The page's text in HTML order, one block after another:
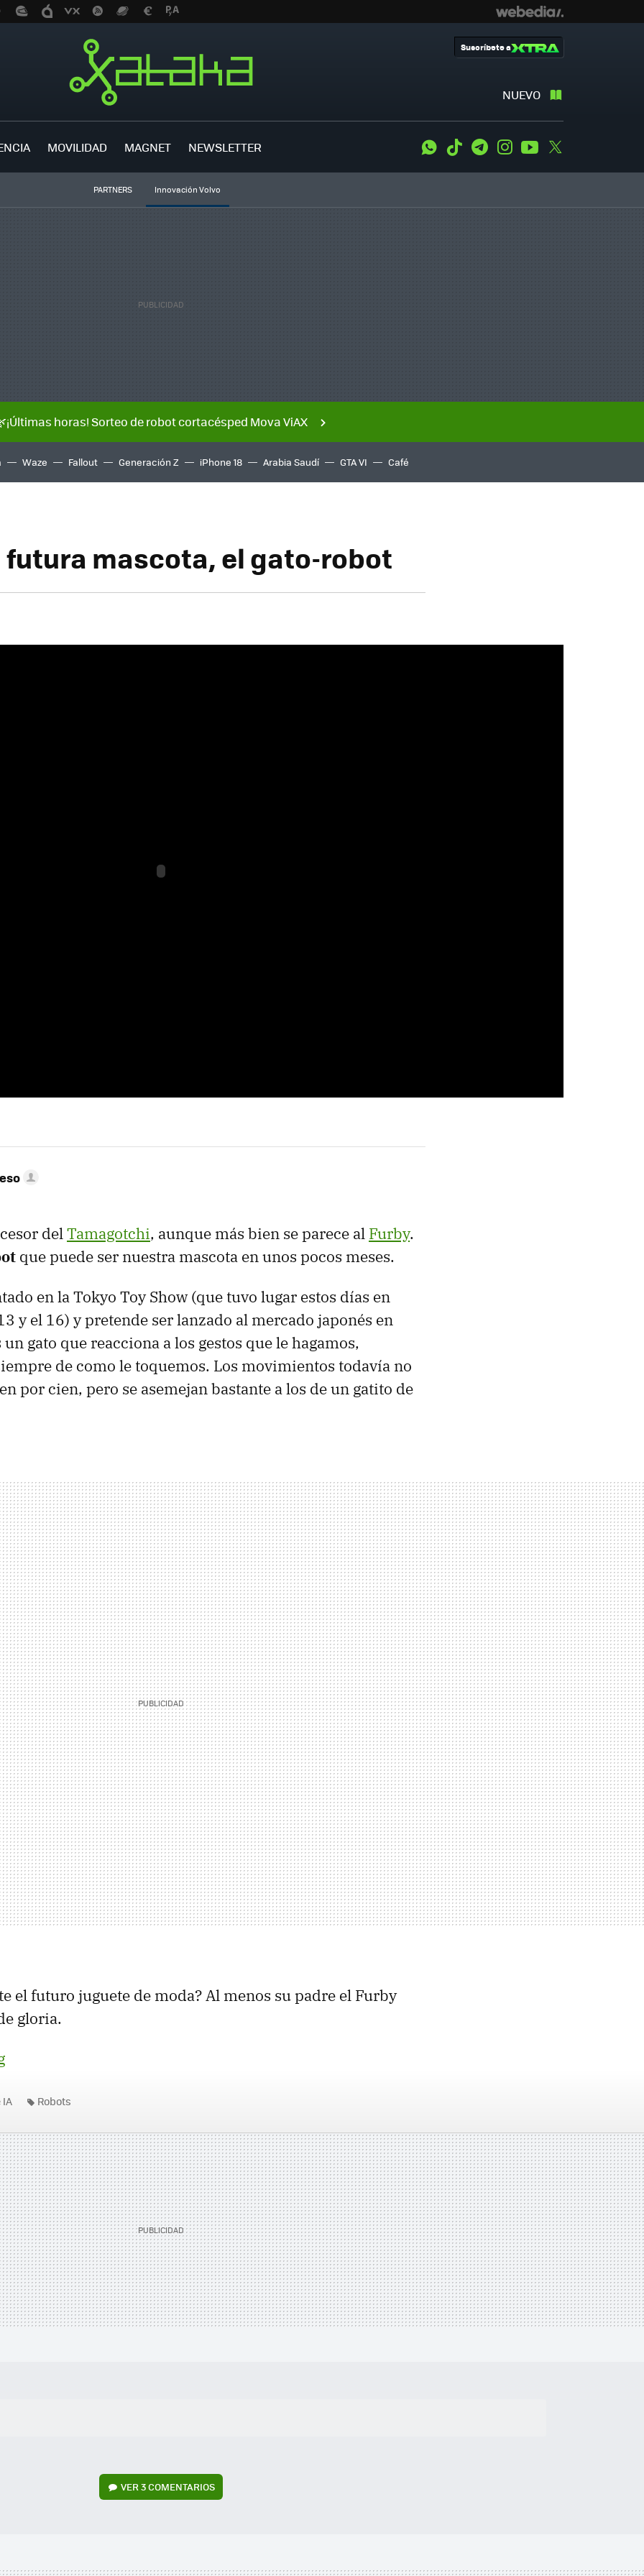
NUEVO
Suscríbete a
MOVILIDAD MAGNET NEWSLETTER WhatsApp
Tiktok TelegramInstagramYoutube
PARTNERS Innovación Volvo
horas! Sorteo de robot cortacésped Mova ViAX
Waze Fallout Generación Z iPhone 18 Arabia Saudí GTA VI Café
mascota, el gato-robot
delTamagotchi, aunque más bien se parece al Furby.
que puede ser nuestra mascota en unos pocos meses.
en la Tokyo Toy Show (que tuvo lugar estos días en
y el 16) y pretende ser lanzado al mercado japonés en
gato que reacciona a los gestos que le hagamos,
de como le toquemos. Los movimientos todavía no
por cien, pero se asemejan bastante a los de un gatito de
el futuro juguete de moda? Al menos su padre el Furby
gloria.
IA Robots
VER3 COMENTARIOS